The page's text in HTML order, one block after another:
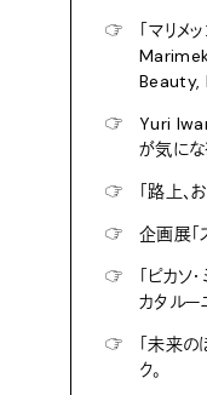
☞
「マリ
Beauty,
☞
Yuri
が気にな
☞
「路上、
☞
企画展「
☞
「ピカソ
カタルー
☞
「未来の
ク。